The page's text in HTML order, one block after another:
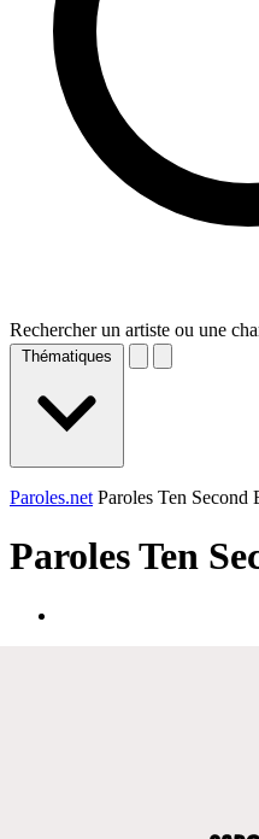
Rechercher un artiste ou une
Thématiques
Paroles.net Paroles Ten Second
ParolesTen